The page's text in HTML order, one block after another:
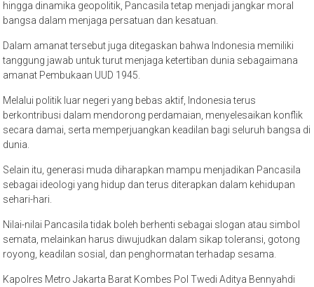
hingga dinamika geopolitik, Pancasila tetap menjadi jangkar moral
bangsa dalam menjaga persatuan dan kesatuan.
Dalam amanat tersebut juga ditegaskan bahwa Indonesia memiliki
tanggung jawab untuk turut menjaga ketertiban dunia sebagaimana
amanat Pembukaan UUD 1945.
Melalui politik luar negeri yang bebas aktif, Indonesia terus
berkontribusi dalam mendorong perdamaian, menyelesaikan konflik
secara damai, serta memperjuangkan keadilan bagi seluruh bangsa di
dunia.
Selain itu, generasi muda diharapkan mampu menjadikan Pancasila
sebagai ideologi yang hidup dan terus diterapkan dalam kehidupan
sehari-hari.
Nilai-nilai Pancasila tidak boleh berhenti sebagai slogan atau simbol
semata, melainkan harus diwujudkan dalam sikap toleransi, gotong
royong, keadilan sosial, dan penghormatan terhadap sesama.
Kapolres Metro Jakarta Barat Kombes Pol Twedi Aditya Bennyahdi